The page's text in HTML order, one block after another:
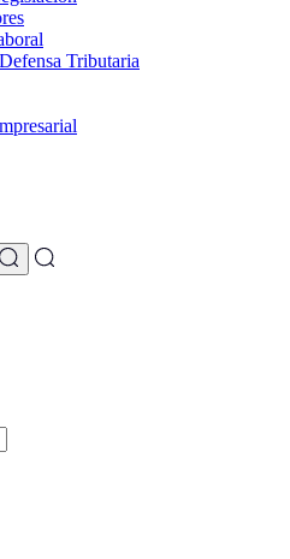
Tributaria